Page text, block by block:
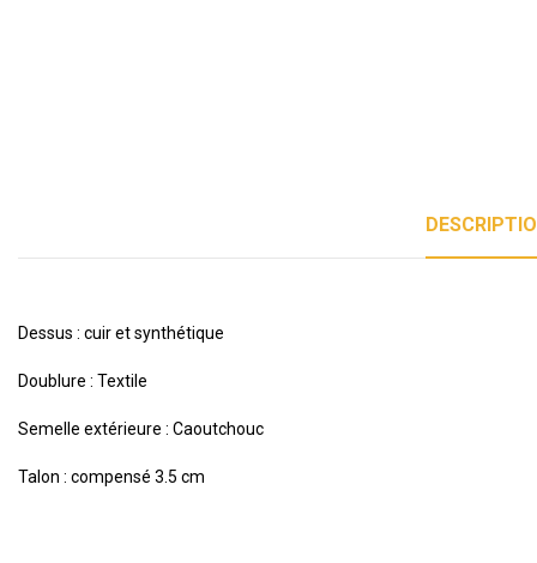
Dessus : cuir et synthétique
Doublure : Textile
Semelle extérieure : Caoutchouc
Talon : compensé 3.5 cm